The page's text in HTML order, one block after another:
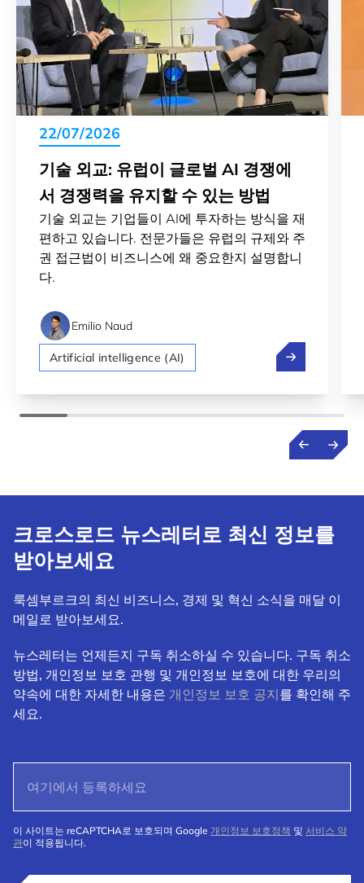
22/07/2026
기술 외교: 유럽이 글로벌 AI 경쟁에
서 경쟁력을 유지할 수 있는 방법
기술 외교는 기업들이 AI에 투자하는 방식을 재
편하고 있습니다. 전문가들은 유럽의 규제와 주
권 접근법이 비즈니스에 왜 중요한지 설명합니
다.
Emilio Naud
Artificial intelligence (AI) 기술 외교: 유
크로스로드 뉴스레터로 최신 정보를
받아보세요
룩셈부르크의 최신 비즈니스, 경제 및 혁신 소식을 매달 이
메일로 받아보세요.
뉴스레터는 언제든지 구독 취소하실 수 있습니다. 구독 취소
방법, 개인정보 보호 관행 및 개인정보 보호에 대한 우리의
약속에 대한 자세한 내용은 개인정보 보호 공지를 확인해 주
세요.
이 사이트는 reCAPTCHA로 보호되며 Google 개인정보 보호정책 및 서비스 약
관이 적용됩니다.